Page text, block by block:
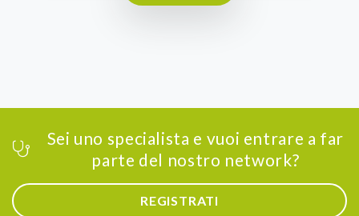
Sei uno specialista e vuoi entrare a far
parte del nostro network?
REGISTRATI